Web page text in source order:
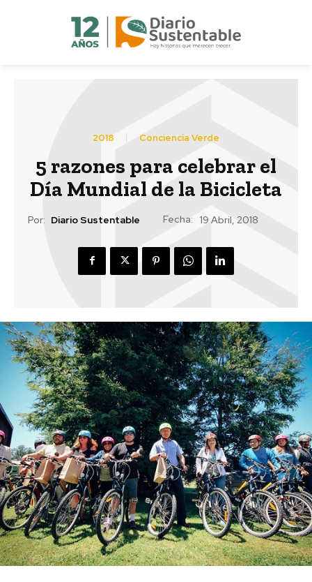
2018 Conciencia Verde
5 razones para celebrar el
Día Mundial de la Bicicleta
Por: Diario Sustentable Fecha: 19 Abril, 2018